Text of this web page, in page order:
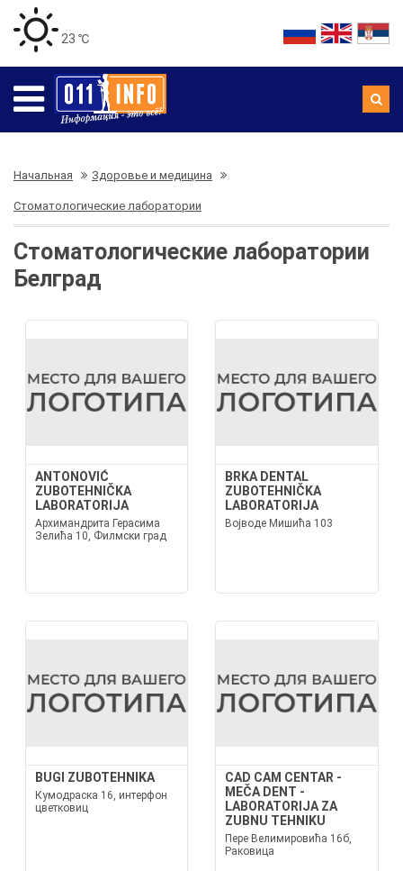
23 ℃
Начальная Здоровье и медицина
Стоматологические лаборатории
Стоматологические лаборатории
Белград
ANTONOVIĆ
ZUBOTEHNIČKA
LABORATORIJA
Архимандрита Герасима
Зелића 10, Филмски град
BRKA DENTAL
ZUBOTEHNIČKA
LABORATORIJA
Војводе Мишића 103
BUGI ZUBOTEHNIKA
Кумодраска 16, интерфон
цветковиц
CAD CAM CENTAR -
MEČA DENT -
LABORATORIJA ZA
ZUBNU TEHNIKU
Пере Велимировића 16б,
Раковица